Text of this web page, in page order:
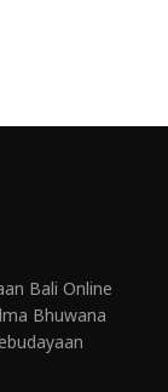
Bali Online
Bhuwana